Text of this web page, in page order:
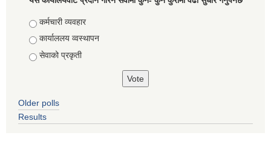
Choices
कर्मचारी व्यवहार
कार्याललय व्वस्थापन
सेवाको प्रकृती
Older polls
Results